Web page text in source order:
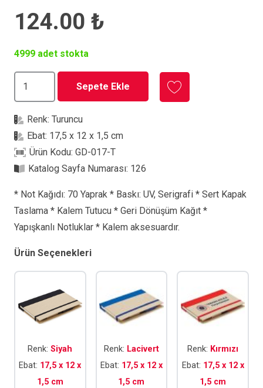
124.00 ₺
4999 adet stokta
Renkli
Yapışkanlı
Notluk
Sepete Ekle
Renk:Turuncu
Ebat: 17,5 x 12 x 1,5 cm
Ürün Kodu:GD-017-T
Katalog Sayfa Numarası: 126
* Not Kağıdı: 70 Yaprak * Baskı: UV, Serigrafi * Sert Kapak
Taslama * Kalem Tutucu * Geri Dönüşüm Kağıt *
Yapışkanlı Notluklar * Kalem aksesuardır.
Ürün Seçenekleri
Renk:Siyah
Ebat: 17,5 x 12 x
1,5 cm
Renk: Lacivert
Ebat: 17,5 x 12 x
1,5 cm
Renk: Kırmızı
Ebat: 17,5 x 12 x
1,5 cm